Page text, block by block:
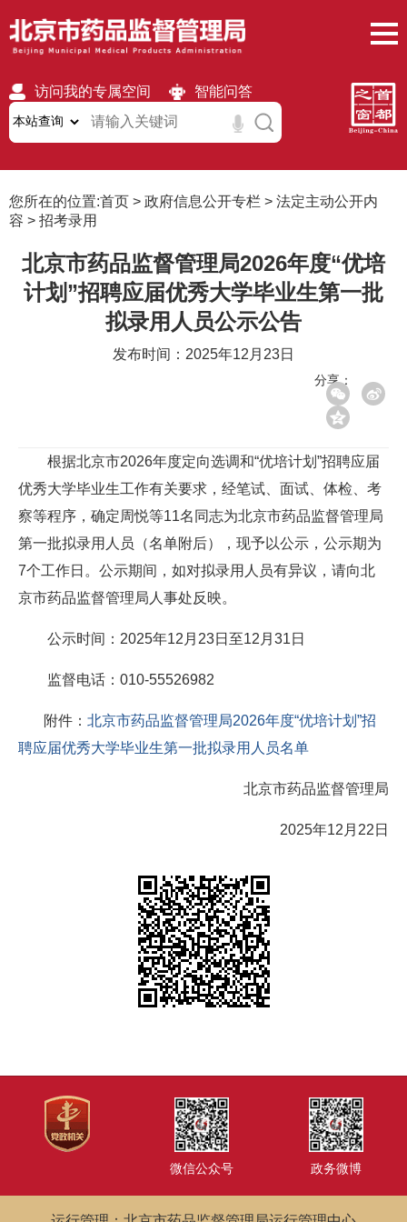
访问我的专属空间 智能问答
无障碍 繁體 移动版
您所在的位置:首页 > 政府信息公开专栏 > 法定主动公开内
容 > 招考录用
北京市药品监督管理局2026年度“优培
计划”招聘应届优秀大学毕业生第一批
拟录用人员公示公告
发布时间：2025年12月23日
分享：
根据北京市2026年度定向选调和“优培计划”招聘应届
优秀大学毕业生工作有关要求，经笔试、面试、体检、考
察等程序，确定周悦等11名同志为北京市药品监督管理局
第一批拟录用人员（名单附后），现予以公示，公示期为
7个工作日。公示期间，如对拟录用人员有异议，请向北
京市药品监督管理局人事处反映。
公示时间：2025年12月23日至12月31日
监督电话：010-55526982
附件： 北京市药品监督管理局2026年度“优培计划”招
聘应届优秀大学毕业生第一批拟录用人员名单
北京市药品监督管理局
2025年12月22日
微信公众号 政务微博